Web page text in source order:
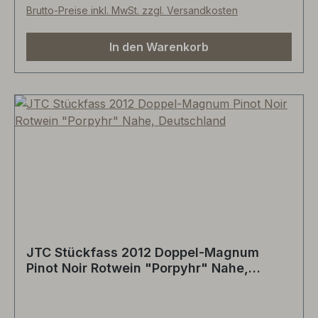
und Himbeere einbringt. Der Sommer kann
kommen...
Brutto-Preise inkl. MwSt. zzgl. Versandkosten
In den Warenkorb
JTC Stückfass 2012 Doppel-Magnum
Pinot Noir Rotwein "Porpyhr" Nahe,